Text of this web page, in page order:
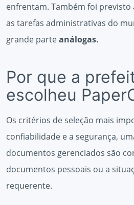
enfrentam. Também foi previsto
as tarefas administrativas do
grande parteanálogas.
Por que a
escolheu
Os critérios de seleção mais
confiabilidade e a segurança,
documentos gerenciados são
documentos pessoais ou a
requerente.